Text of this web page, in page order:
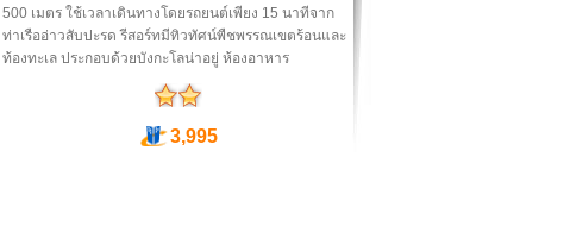
500 เมตร ใช้เวลาเดินทางโดยรถยนต์เพียง 15 นาทีจาก
ท่าเรืออ่าวสับปะรด รีสอร์ทมีทิวทัศน์พืชพรรณเขตร้อนและ
ท้องทะเล ประกอบด้วยบังกะโลน่าอยู่ ห้องอาหาร
3,995